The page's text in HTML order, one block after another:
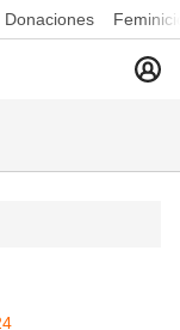
Donaciones